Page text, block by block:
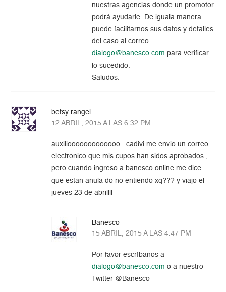
nuestras agencias donde un promotor
podrá ayudarle. De iguala manera
puede facilitarnos sus datos y detalles
del caso al correo
dialogo@banesco.com para verificar
lo sucedido.
Saludos.
betsy rangel
12 ABRIL, 2015 A LAS 6:32 PM
auxiliooooooooooooo . cadivi me envio un correo
electronico que mis cupos han sidos aprobados ,
pero cuando ingreso a banesco online me dice
que estan anula do no entiendo xq??? y viajo el
jueves 23 de abrillll
Banesco
15 ABRIL, 2015 A LAS 4:47 PM
Por favor escríbanos a
dialogo@banesco.com o a nuestro
Twitter @Banesco